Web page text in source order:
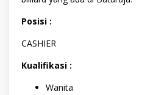
Posisi :
CASHIER
Kualifikasi :
Wanita